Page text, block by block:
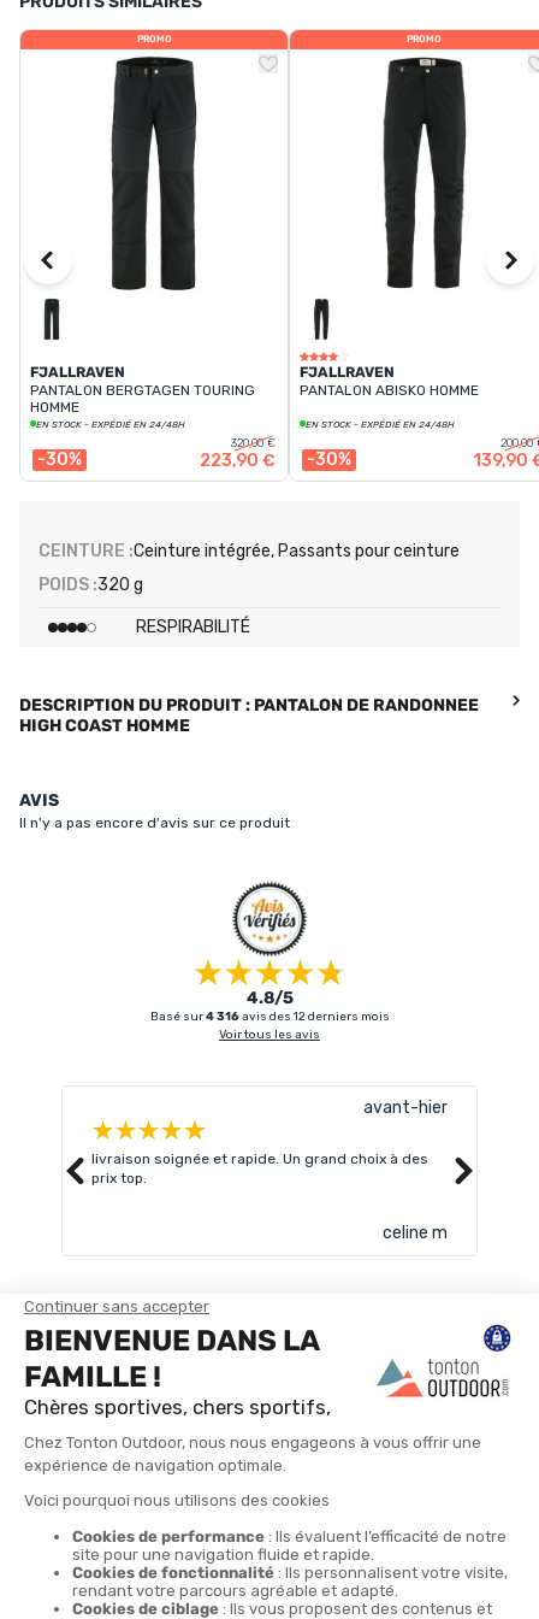
PROMO
FJALLRAVEN
PANTALON BERGTAGEN TOURING
HOMME
EN STOCK - EXPÉDIÉ EN 24/48H
-30%
320,00 €
223,90 €
PROMO
FJALLRAVEN
PANTALON ABISKO HOMME
EN STOCK - EXPÉDIÉ EN 24/48H
-30%
200,00
139,90
CEINTURE :Ceinture intégrée, Passants pour ceinture
POIDS :320 g
RESPIRABILITÉ
DESCRIPTION DU PRODUIT : PANTALON DE RANDONNEE
HIGH COAST HOMME
AVIS
Il n'y a pas encore d'avis sur ce produit
4.8/5
Basé sur4 316avis des 12 derniers mois
Voir tous les avis
avant-hier
livraison soignée et rapide. Un grand choix à des
prix top.
celine m
TROUVER UN MAGASIN
LIVRAISON GRATUITE
À PARTIR DE 30€
RETOURS POSSIBLES
SOUS 30 JOURS
LIVRAISON EN 24H
4X
PAIEMENT EN 4 FOIS